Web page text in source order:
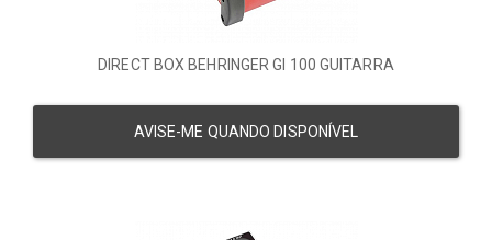
DIRECT BOX BEHRINGER GI 100 GUITARRA
AVISE-ME QUANDO DISPONÍVEL